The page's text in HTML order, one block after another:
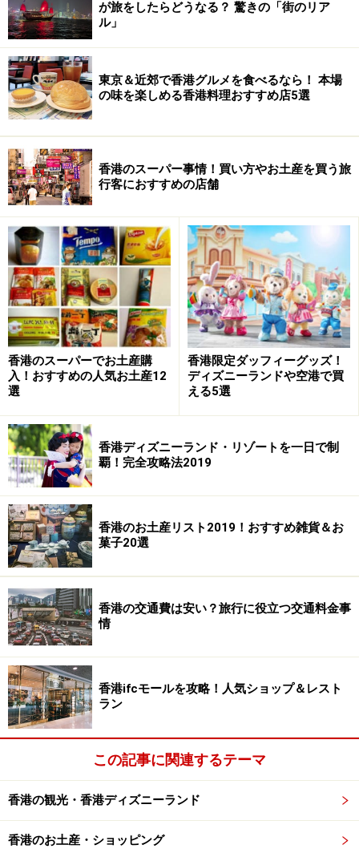
ませんが、ショーウィンドウに並べられたチョコの数々
は宝石のようで、思わず購買心がくすぐられます。アル
マーニの頭文字「Ａ」を刻印したシグネチャーチョコの
ほか、ダークチョコ＆グリーンティー、ダークチョコ＆
焼酎、ミルクチョコ＆ゴマなどといった、ジャパニーズ
てもユニーク。
「CARAQUE」という一口サイズの板チョコのセット
（HK$120）
また、自分の好きなチョコが９個選べるボックス
（HK$260）なども好評です。ブラウンのシンプルなボ
ックスは、センスのいい贈り物として活躍することうけ
あい。また、コーヒーに合うチョコレートとして、
「CARAQUE」という一口サイズの板チョコのセット
（HK$120）もオススメ。コンパクトでかさばらないの
で、お土産にも最適です。そのほか、トーストやクッキ
ーなどに使える瓶入りのチョコクリーム（HK$220）
も、自分用に購入すると良さそうです。
個性的なチョコレート・ショップはまだまだたくさん！
が旅をしたらどうなる？ 驚きの「街のリア
ル」
東京＆近郊で香港グルメを食べるなら！ 本場
の味を楽しめる香港料理おすすめ店5選
香港のスーパー事情！買い方やお土産を買う旅
行客におすすめの店舗
香港のスーパーでお土産購
入！おすすめの人気お土産12
選
香港限定ダッフィーグッズ！
ディズニーランドや空港で買
える5選
香港ディズニーランド・リゾートを一日で制
覇！完全攻略法2019
香港のお土産リスト2019！おすすめ雑貨＆お
菓子20選
香港の交通費は安い？旅行に役立つ交通料金事
情
香港ifcモールを攻略！人気ショップ＆レスト
ラン
この記事に関連するテーマ
香港の観光・香港ディズニーランド
香港のお土産・ショッピング